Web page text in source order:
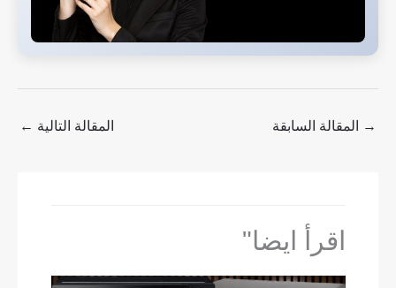
→ المقالة السابقة المقالة التالية ←
اقرأ ايضا"